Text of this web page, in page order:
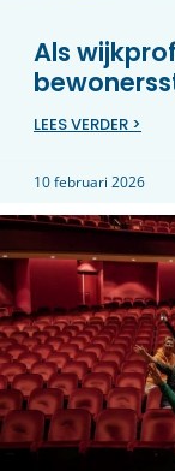
Als
LEES VERDER >
10 februari 2026